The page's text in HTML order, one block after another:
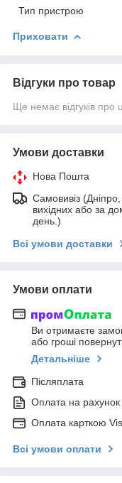
Тип пристрою
Приховати
Відгуки про товар
Ще немає відгуків про
Умови доставки
Нова Пошта
Самовивіз
вихідних або за
день.)
Всі умови доставки
Умови оплати
Ви отримаєте
або гроші
Детальніше
Післяплата
Оплата на рахунок
Оплата карткою
Всі умови оплати